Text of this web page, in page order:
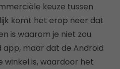
keuze tussen
komt het erop neer dat
is waarom je niet zou
app, maar dat de Android
is, waardoor het